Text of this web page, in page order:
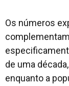
Os números
de uma
enquanto a